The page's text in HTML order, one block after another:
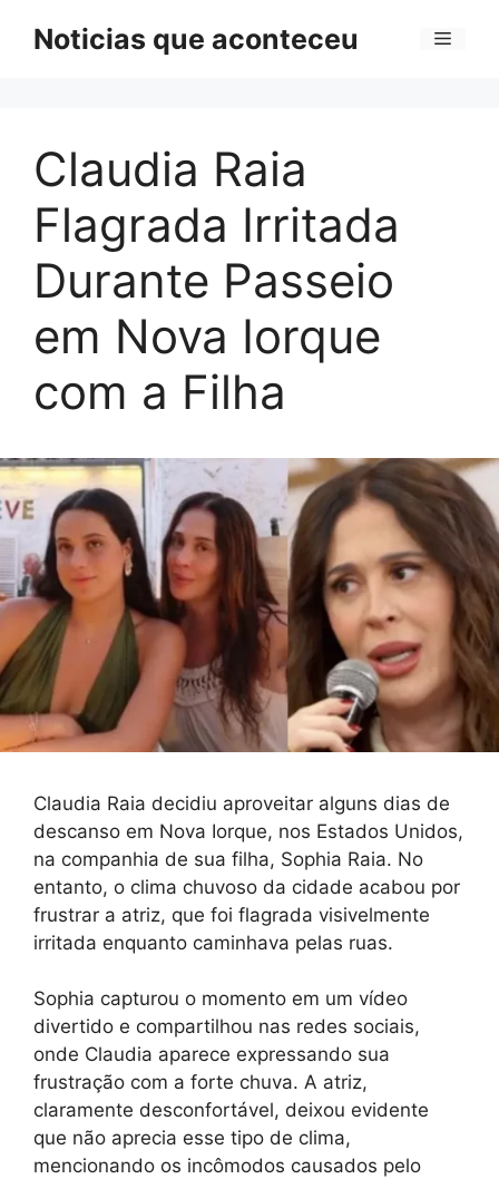
Noticias que aconteceu Menu
Claudia Raia
Flagrada Irritada
Durante Passeio
em Nova Iorque
com a Filha
Claudia Raia decidiu aproveitar alguns dias de
descanso em Nova Iorque, nos Estados Unidos,
na companhia de sua filha, Sophia Raia. No
entanto, o clima chuvoso da cidade acabou por
frustrar a atriz, que foi flagrada visivelmente
irritada enquanto caminhava pelas ruas.
Sophia capturou o momento em um vídeo
divertido e compartilhou nas redes sociais,
onde Claudia aparece expressando sua
frustração com a forte chuva. A atriz,
claramente desconfortável, deixou evidente
que não aprecia esse tipo de clima,
mencionando os incômodos causados pelo